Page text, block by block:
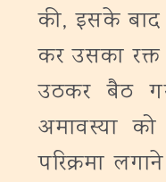
की, इसके बाद
कर उसका
उठकर बैठ
अमावस्या
परिक्रमा